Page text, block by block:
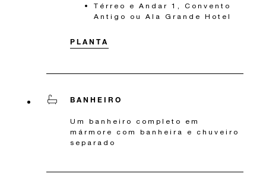
Térreo e Andar 1, Convento
Antigo ou Ala Grande Hotel
PLANTA
BANHEIRO
Um banheiro completo em
mármore com banheira e chuveiro
separado